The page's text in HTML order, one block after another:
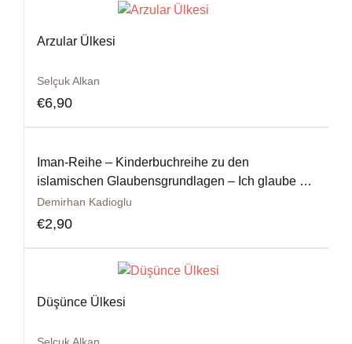
Arzular Ülkesi
Selçuk Alkan
€6,90
Iman-Reihe – Kinderbuchreihe zu den
islamischen Glaubensgrundlagen – Ich glaube an
die Propheten
Demirhan Kadioglu
€2,90
Düşünce Ülkesi